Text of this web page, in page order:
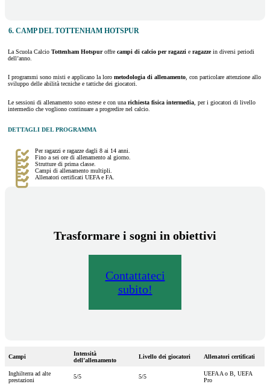
6. CAMP DEL TOTTENHAM HOTSPUR
La Scuola Calcio Tottenham Hotspuroffre campi di calcio per ragazzi e ragazzein diversi periodi
dell’anno.
I programmi sono misti e applicano la loro metodologia di allenamento , con particolare attenzione allo
sviluppo delle abilità tecniche e tattiche dei giocatori.
Le sessioni di allenamento sono estese e con una richiesta fisica intermedia , per i giocatori di livello
intermedio che vogliono continuare a progredire nel calcio.
DETTAGLI DEL PROGRAMMA
Per ragazzi e ragazze dagli 8 ai 14 anni.
Fino a sei ore di allenamento al giorno.
Strutture di prima classe.
Campi di allenamento multipli.
Allenatori certificati UEFA e FA.
Trasformare i sogni in obiettivi
Contattateci
subito!
Campi
Intensità
dell’allenamento
Livello dei giocatori Allenatori certificati
Inghilterra ad alte
prestazioni
5/5 5/5
UEFA A o B, UEFA
Pro